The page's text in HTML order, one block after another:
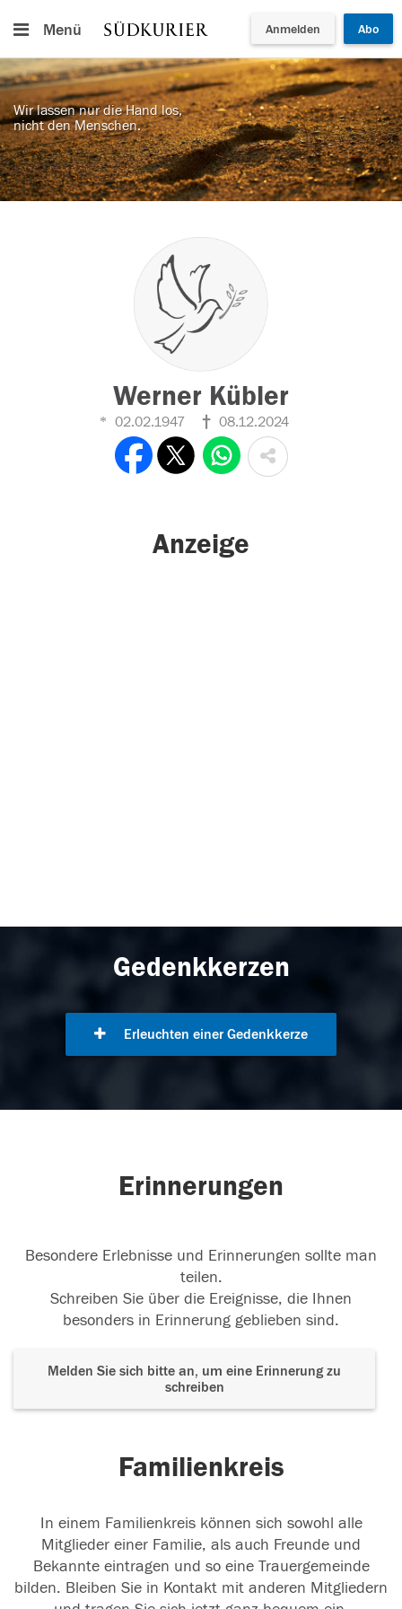
Menü Anmelden Abo
Wir lassen nur die Hand los,
nicht den Menschen.
Werner Kübler
02.02.1947 08.12.2024
Anzeige
Gedenkkerzen
Erleuchten einer Gedenkkerze
Erinnerungen
Besondere Erlebnisse und Erinnerungen sollte man
teilen.
Schreiben Sie über die Ereignisse, die Ihnen
besonders in Erinnerung geblieben sind.
Melden Sie sich bitte an, um eine Erinnerung zu
schreiben
Familienkreis
In einem Familienkreis können sich sowohl alle
Mitglieder einer Familie, als auch Freunde und
Bekannte eintragen und so eine Trauergemeinde
bilden. Bleiben Sie in Kontakt mit anderen Mitgliedern